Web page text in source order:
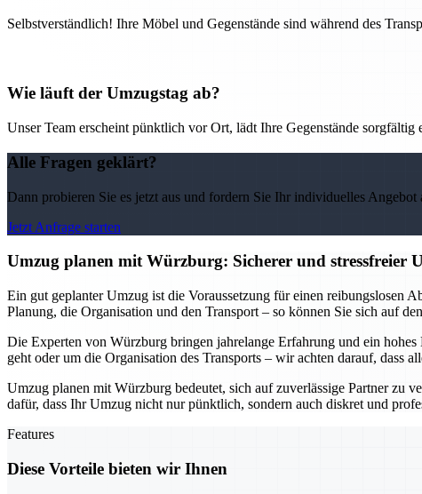
Selbstverständlich! Ihre Möbel und Gegenstände sind während des
Wie läuft der Umzugstag ab?
Unser Team erscheint pünktlich vor Ort, lädt Ihre Gegenstände
Alle Fragen geklärt?
Dann probieren Sie es jetzt aus und fordern Sie Ihr individuelles
Jetzt Anfrage starten
Umzug planen mit Würzburg: Sicherer und stressfreier
Ein gut geplanter Umzug ist die Voraussetzung für einen reibungslosen
Planung, die Organisation und den Transport – so können Sie sich auf
Die Experten von Würzburg bringen jahrelange Erfahrung und ein
geht oder um die Organisation des Transports – wir achten darauf, dass
Umzug planen mit Würzburg bedeutet, sich auf zuverlässige Partner zu
dafür, dass Ihr Umzug nicht nur pünktlich, sondern auch diskret und
Features
Diese Vorteile bieten wir Ihnen